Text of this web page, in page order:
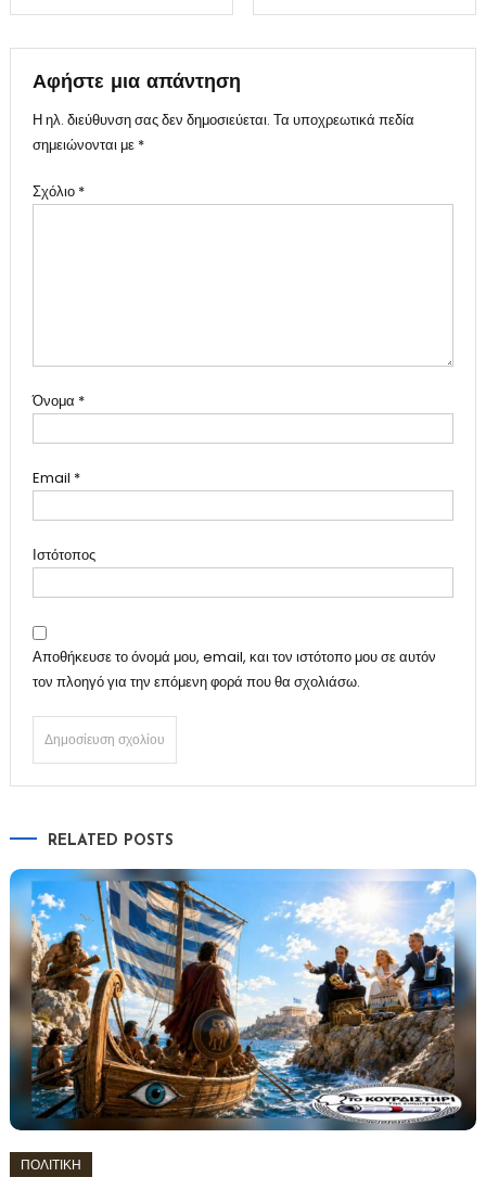
Αφήστε μια απάντηση
Η ηλ. διεύθυνση σας δεν δημοσιεύεται. Τα υποχρεωτικά πεδία
σημειώνονται με *
Σχόλιο *
Όνομα *
Email *
Ιστότοπος
Αποθήκευσε το όνομά μου, email, και τον ιστότοπο μου σε αυτόν
τον πλοηγό για την επόμενη φορά που θα σχολιάσω.
RELATED POSTS
ΠΟΛΙΤΙΚΗ